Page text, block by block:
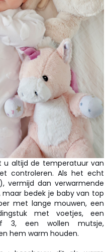
altijd de temperatuur van
controleren. Als het echt
vermijd dan verwarmende
maar bedek je baby van top
met lange mouwen, een
met voetjes, een
3, een wollen mutsje,
hem warm houden.